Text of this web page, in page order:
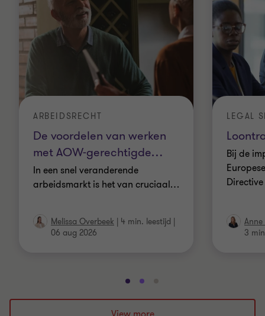
De voordelen van werken
met AOW-gerechtigde…
ARBEIDSRECHT
In een snel veranderende
arbeidsmarkt is het van cruciaal…
Melissa Overbeek | 4 min. leestijd |
06 aug 2026
LEGAL
Bij de
3
Ga
naar
dia
Ga
naar
dia
naar